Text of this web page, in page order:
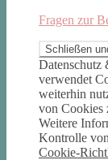
Fragen zur
Datenschutz
verwendet
weiterhin
von Cookies
Weitere
Kontrolle
Cookie-